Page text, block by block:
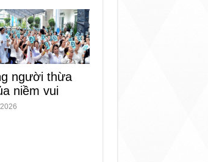
người thừa
niềm vui